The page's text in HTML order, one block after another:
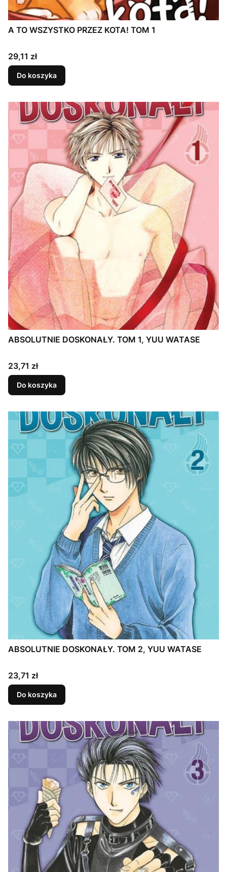
A TO WSZYSTKO PRZEZ KOTA! TOM 1
Cena
29,11 zł
Do koszyka
ABSOLUTNIE DOSKONAŁY. TOM 1, YUU WATASE
Cena
23,71 zł
Do koszyka
ABSOLUTNIE DOSKONAŁY. TOM 2, YUU WATASE
Cena
23,71 zł
Do koszyka